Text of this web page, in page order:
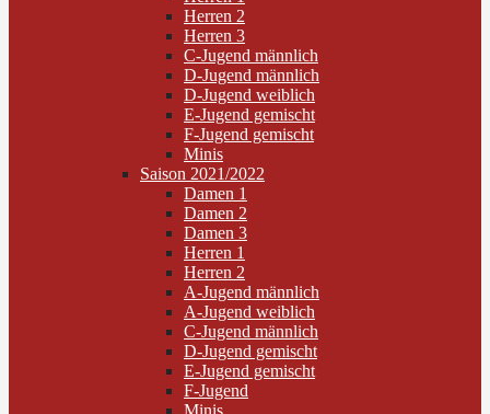
Herren 2
Herren 3
C-Jugend männlich
D-Jugend männlich
D-Jugend weiblich
E-Jugend gemischt
F-Jugend gemischt
Minis
Saison 2021/2022
Damen 1
Damen 2
Damen 3
Herren 1
Herren 2
A-Jugend männlich
A-Jugend weiblich
C-Jugend männlich
D-Jugend gemischt
E-Jugend gemischt
F-Jugend
Minis